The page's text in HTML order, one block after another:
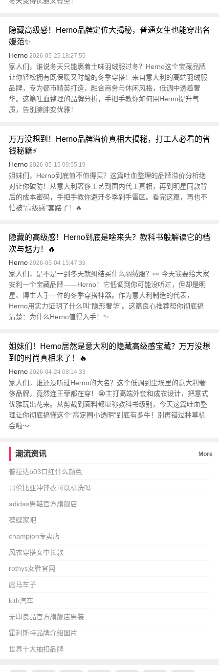
隐藏高级感！Herno品牌定位大揭秘，普通女生也能穿出名
媛范✨
Herno2026-05-25 18:27:55
家人们，谁说冬天只能裹着土味羽绒服过冬？Herno这个宝藏品牌
让你轻松拥有既保暖又时髦的冬季穿搭！来自意大利的高端羽绒服
品牌，专为都市精英打造，融合商务与休闲风格，低调中透着奢
华。这篇吐血整理的品牌分析，手把手教你如何用Herno提升气
质，告别臃肿变优雅！
万万没想到！Herno品牌溢价真相大揭秘，打工人必看的省
钱秘籍⚡
Herno2026-05-15 09:55:19
姐妹们，Herno到底值不值得买？这篇吐血整理的品牌溢价分析绝
对让你破防！从意大利奢侈工艺到国内代工真相，再到明星同款背
后的成本密码，手把手教你避开冬季剁手雷区。看完这篇，再也不
怕被“高级感”套路了！🔥
隐藏的高级感！Herno到底是啥来头？教科书般解读它的档
次与魅力！🔥
Herno2026-05-04 15:47:39
家人们，是不是一到冬天就纠结买什么羽绒服？👀 今天我要给大家
安利一个宝藏品牌——Herno！它低调到你可能没听过，但却是明
星、博主人手一件的冬季穿搭神器。作为意大利制造的代表，
Herno用实力证明了什么叫“隐形奢华”。这篇良心推荐帮你彻底搞
清楚：为什么Herno值得入手！✨
姐妹们！Herno居然是意大利的隐藏高级感宝藏？万万没想
到的时尚真相来了！🔥
Herno2026-04-24 08:14:33
家人们，谁还没听过Herno的大名？这个低调到尘埃里的意大利奢
侈品牌，竟然连王菲都在穿！😭主打高端外套和成衣设计，把意式
优雅玩出花来。从剪裁到面料都堪称教科书级别，今天这篇吐血整
理让你彻底搞懂这个“高定圈小透明”到底有多牛！别再错过种草机
会啦～
潮流资讯 More
普拉达b03口红什么颜色
哥伦比亚冲锋衣可以机洗吗
adidas男鞋官方旗舰店
葆蝶家吧
champion专卖店
风衣穿搭女中长款
rothys女鞋官网
彪马车子
kith汽车
无印良品官方旗舰店男装
霍利斯特品牌介绍图片
世界十大袖扣品牌